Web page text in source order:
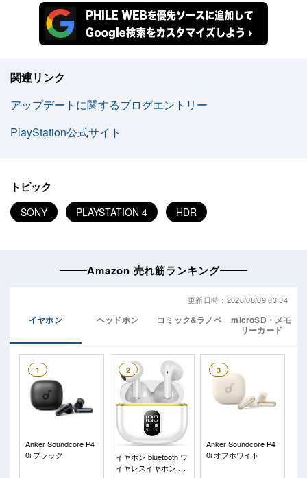
関連リンク
アップデートに関するブログエントリー
PlayStation公式サイト
トピック
SONY PLAYSTATION 4 HDR